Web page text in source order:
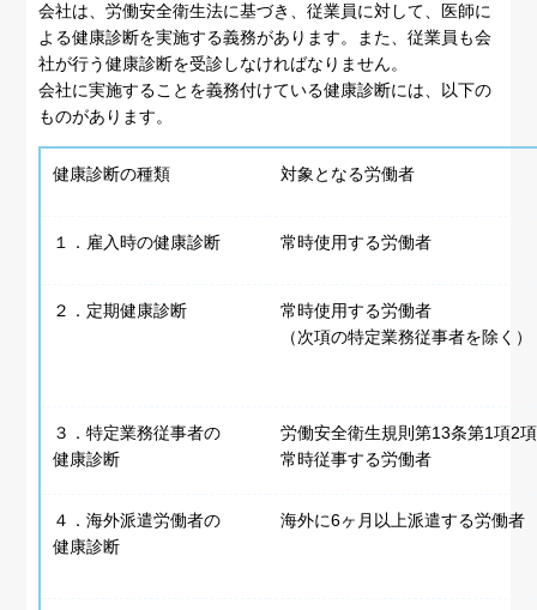
会社は、労働安全衛生法に基づき、従業員に対して、医師に
よる健康診断を実施する義務があります。また、従業員も会
社が行う健康診断を受診しなければなりません。
会社に実施することを義務付けている健康診断には、以下の
ものがあります。
健康診断の種類 対象となる労働者
１．雇入時の健康診断 常時使用する労働者
２．定期健康診断
常時使用する労働者
（次項の特定業務従事者を除く）
３．特定業務従事者の
健康診断
労働安全衛生規則第13条第1項2
常時従事する労働者
４．海外派遣労働者の
健康診断
海外に6ヶ月以上派遣する労働者